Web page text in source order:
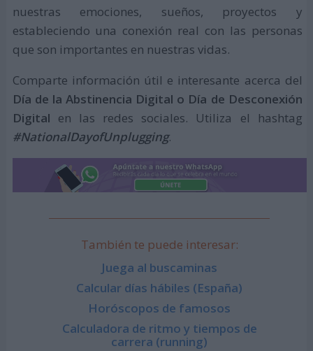
nuestras emociones, sueños, proyectos y
estableciendo una conexión real con las personas
que son importantes en nuestras vidas.
Comparte información útil e interesante acerca del
Día de la Abstinencia Digital o Día de Desconexión
Digital en las redes sociales. Utiliza el hashtag
#NationalDayofUnplugging.
También te puede interesar:
Juega al buscaminas
Calcular días hábiles (España)
Horóscopos de famosos
Calculadora de ritmo y tiempos de
carrera (running)